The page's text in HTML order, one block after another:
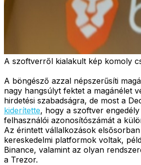
A szoftverről kialakult kép komoly
A böngésző azzal népszerűsíti
nagy hangsúlyt fektet a magánélet
hirdetési szabadságra, de most a
kiderítette, hogy a szoftver
felhasználói azonosítószámát a
Az érintett vállalkozások
kereskedelmi platformok voltak,
Binance, valamint az olyan
a Trezor.